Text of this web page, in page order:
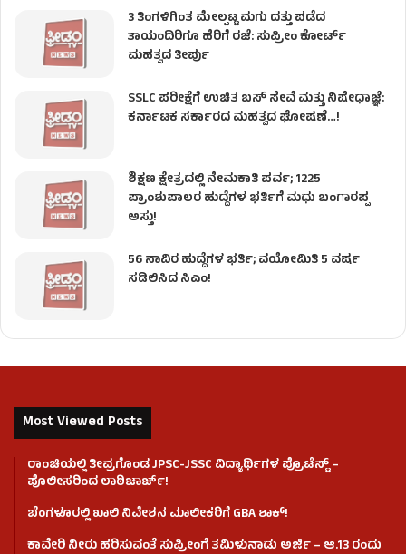
3 ತಿಂಗಳಿಗಿಂತ ಮೇಲ್ಪಟ್ಟ ಮಗು ದತ್ತು ಪಡೆದ
ತಾಯಂದಿರಿಗೂ ಹೆರಿಗೆ ರಜೆ: ಸುಪ್ರೀಂ ಕೋರ್ಟ್
ಮಹತ್ವದ ತೀರ್ಪು
SSLC ಪರೀಕ್ಷೆಗೆ ಉಚಿತ ಬಸ್ ಸೇವೆ ಮತ್ತು ನಿಷೇಧಾಜ್ಞೆ:
ಕರ್ನಾಟಕ ಸರ್ಕಾರದ ಮಹತ್ವದ ಘೋಷಣೆ…!
ಶಿಕ್ಷಣ ಕ್ಷೇತ್ರದಲ್ಲಿ ನೇಮಕಾತಿ ಪರ್ವ; 1225
ಪ್ರಾಂಶುಪಾಲರ ಹುದ್ದೆಗಳ ಭರ್ತಿಗೆ ಮಧು ಬಂಗಾರಪ್ಪ
ಅಸ್ತು!
56 ಸಾವಿರ ಹುದ್ದೆಗಳ ಭರ್ತಿ; ವಯೋಮಿತಿ 5 ವರ್ಷ
ಸಡಿಲಿಸಿದ ಸಿಎಂ!
Most Viewed Posts
ರಾಂಚಿಯಲ್ಲಿ ತೀವ್ರಗೊಂಡ JPSC-JSSC ವಿದ್ಯಾರ್ಥಿಗಳ ಪ್ರೊಟೆಸ್ಟ್ –
ಪೊಲೀಸರಿಂದ ಲಾಠಿಚಾರ್ಜ್!
ಬೆಂಗಳೂರಲ್ಲಿ ಖಾಲಿ ನಿವೇಶನ ಮಾಲೀಕರಿಗೆ GBA ಶಾಕ್!
ಕಾವೇರಿ ನೀರು ಹರಿಸುವಂತೆ ಸುಪ್ರೀಂಗೆ ತಮಿಳುನಾಡು ಅರ್ಜಿ – ಆ.13 ರಂದು